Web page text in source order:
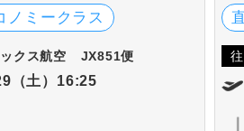
ノミークラス
クス航空
JX851便
（土）16:25